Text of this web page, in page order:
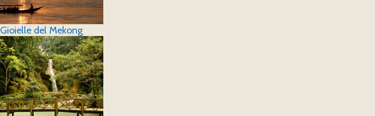
Gioielle del Mekong